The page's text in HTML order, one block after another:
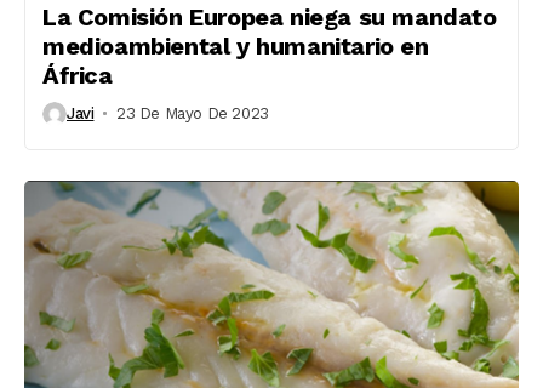
La Comisión Europea niega su mandato
medioambiental y humanitario en
África
Javi 23 De Mayo De 2023